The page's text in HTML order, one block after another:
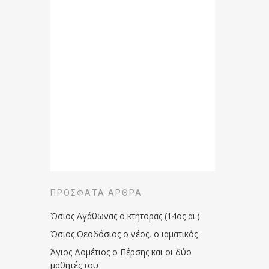
ΠΡΌΣΦΑΤΑ ΆΡΘΡΑ
Όσιος Αγάθωνας ο κτήτορας (14ος αι.)
Όσιος Θεοδόσιος ο νέος, ο ιαματικός
Άγιος Δομέτιος ο Πέρσης και οι δύο
μαθητές του